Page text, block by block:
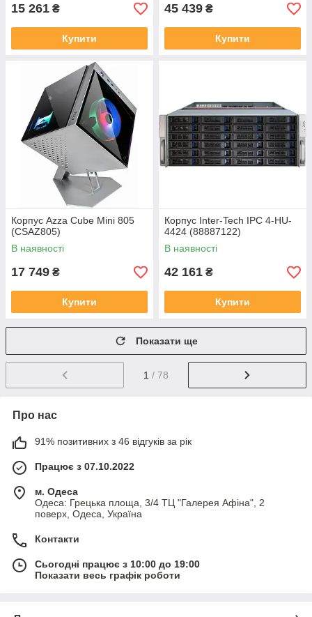
15 261 ₴
Купити
45 439 ₴
Купити
Корпус Azza Cube Mini 805
(CSAZ805)
В наявності
17 749 ₴
Купити
Корпус Inter-Tech IPC 4-HU-
4424 (88887122)
В наявності
42 161 ₴
Купити
Показати ще
1 / 78
Про нас
91% позитивних з 46 відгуків за рік
Працює з 07.10.2022
м. Одеса
Одеса: Грецька площа, 3/4 ТЦ "Галерея Афіна", 2
поверх, Одеса, Україна
Контакти
Сьогодні працює з 10:00 до 19:00
Показати весь графік роботи